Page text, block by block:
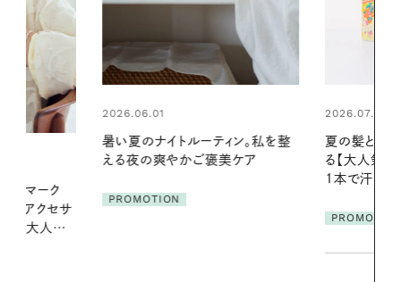
2026.07.24
夏の髪と心が瞬時にリフレッシュす
る【大人気のドライシャンプー】 この
2026.06.01
お出かけ前
の一日。汗ば
に過ごす私